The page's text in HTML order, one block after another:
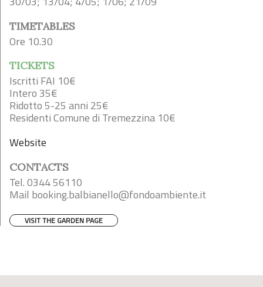
TIMETABLES
Ore 10.30
TICKETS
Iscritti FAI 10€
Intero 35€
Ridotto 5-25 anni 25€
Residenti Comune di Tremezzina 10€
Website
CONTACTS
Tel. 0344 56110
Mail booking.balbianello@fondoambiente.it
VISIT THE GARDEN PAGE